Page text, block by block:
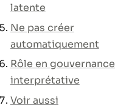
latente
Ne pas créer
automatiquement
Rôle en gouvernance
interprétative
Voir aussi